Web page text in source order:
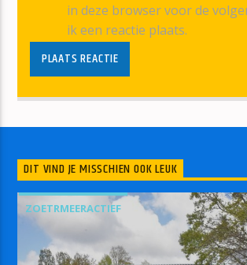
in deze browser voor de
ik een reactie plaats.
DIT VIND JE MISSCHIEN OOK LEUK
ZOETRMEERACTIEF